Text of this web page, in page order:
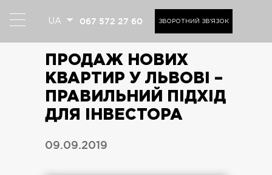
UA 067 572 27 60 ЗВОРОТНИЙ ЗВ'ЯЗОК
ПРОДАЖ НОВИХ
КВАРТИР У ЛЬВОВІ –
ПРАВИЛЬНИЙ ПІДХІД
ДЛЯ ІНВЕСТОРА
09.09.2019